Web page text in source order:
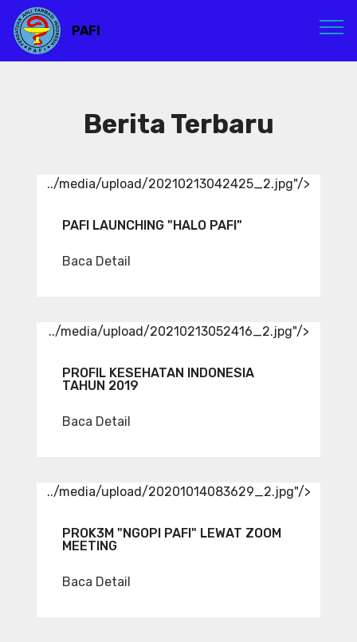
PAFI
Berita Terbaru
../media/upload/20210213042425_2.jpg"/>
PAFI LAUNCHING "HALO PAFI"
Baca Detail
../media/upload/20210213052416_2.jpg"/>
PROFIL KESEHATAN INDONESIA
TAHUN 2019
Baca Detail
../media/upload/20201014083629_2.jpg"/>
PROK3M "NGOPI PAFI" LEWAT ZOOM
MEETING
Baca Detail